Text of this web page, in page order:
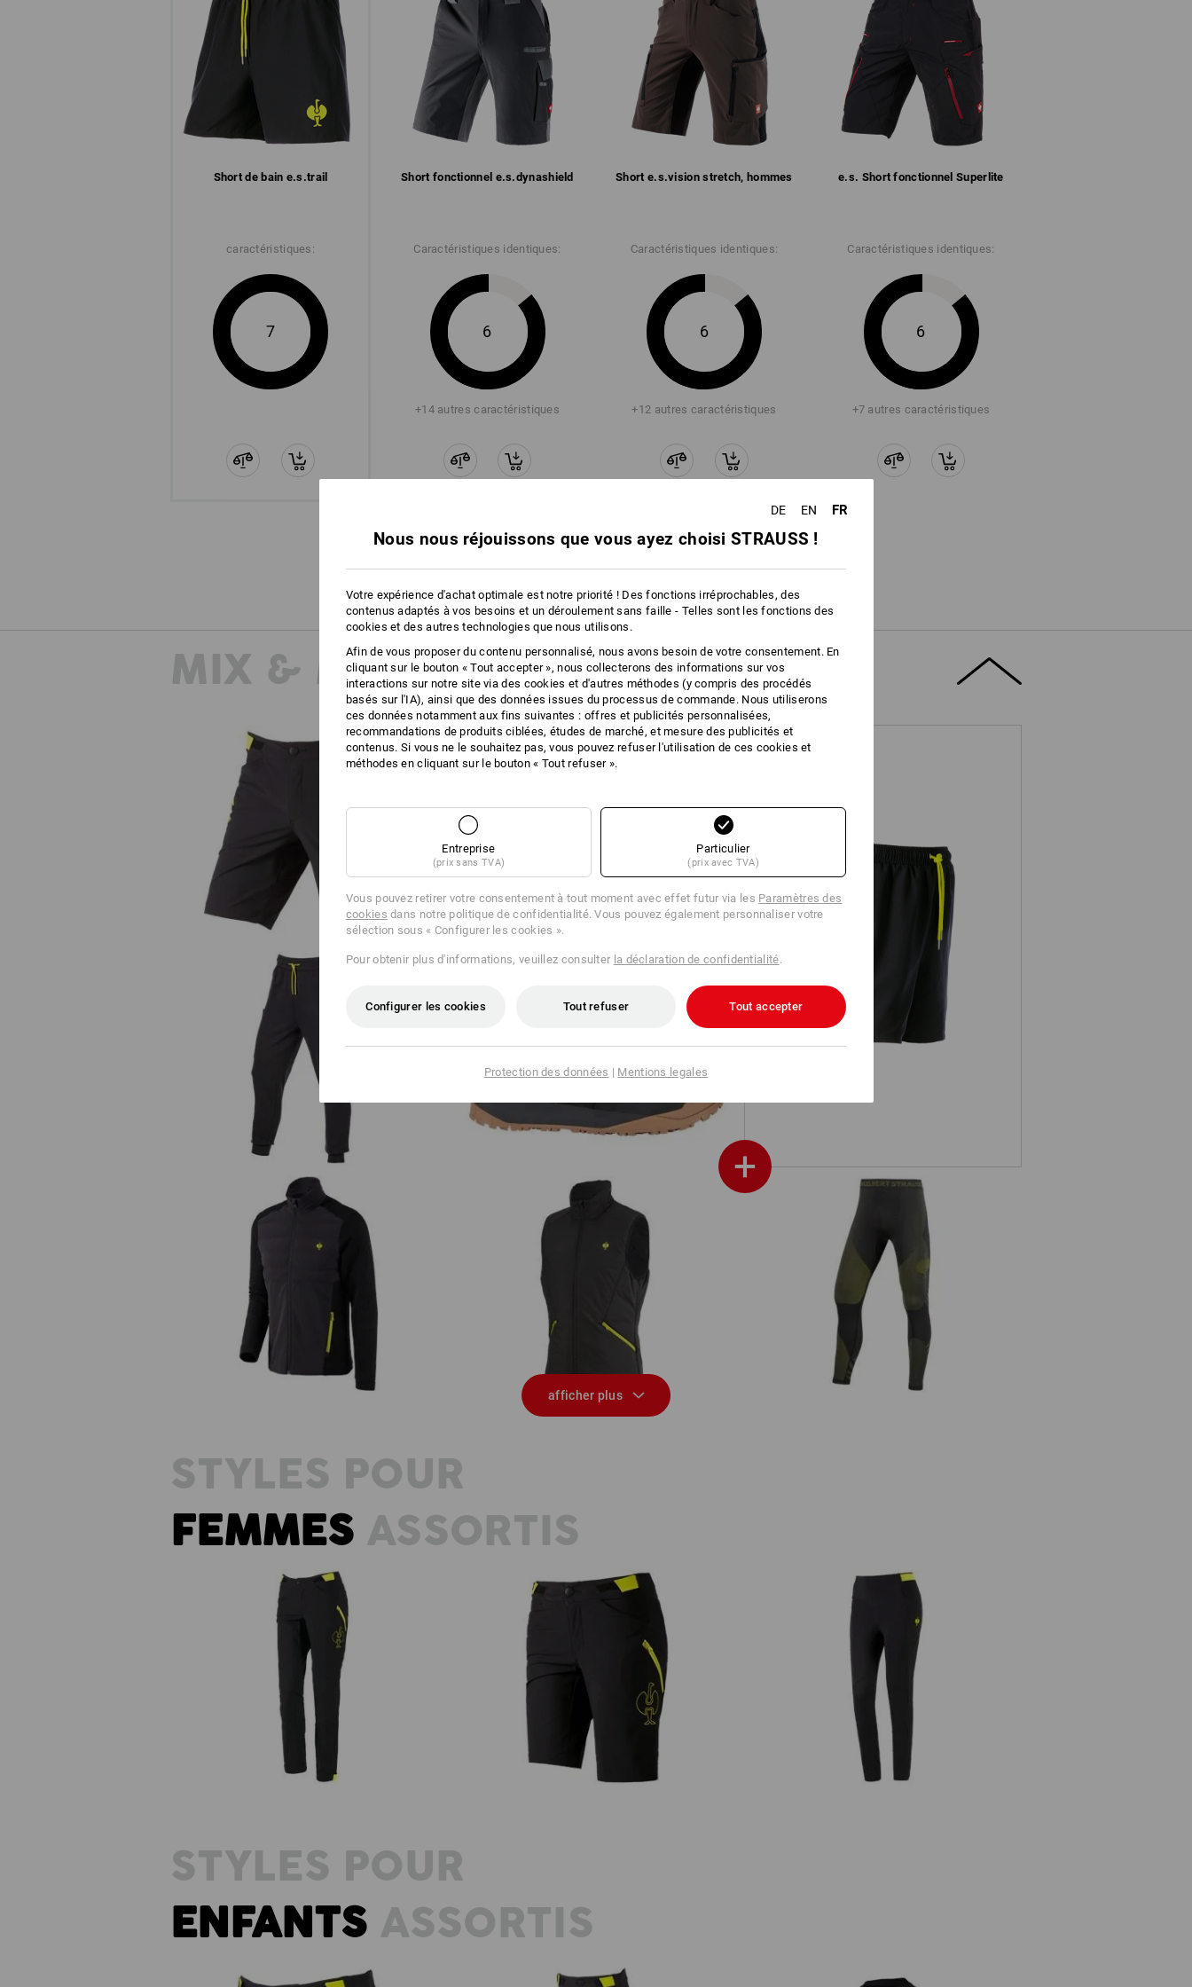
Slip intérieur en maille souple
Poche revolver à droite avec œillets métalliques pour mieux évacuer l'eau
accumulée dans la poche
Matière :
Tissu extérieur
100 %
Conseils d'entretien :
Lavage en machine à 40 °C
Ne pas javelliser
Ne pas sécher en machine
Repasser à froid
!!! Article de saison !!! Livraison en fonction des stocks !!!
Short de bain e.s.​trail
caractéristiques:
7
Short fonctionnel e.s.​dynashield Short e.s.​vision stretch, hommes e.s. Short fonctionnel Superlite
Caractéristiques identiques:
6
+14 autres caractéristiques
Caractéristiques identiques:
6
+12 autres caractéristiques
Caractéristiques identiques:
6
+7 autres caractéristiques
Comparer tous les détails
MIX & MATCH
Short de bain e.s.trail
+
Pantalon sweat light e.s.trail
S1 Chaussures basses de sécurité e.s.
Nakuru low
Veste en tricot hybride e.s.trail Gilet e.s.trail
Fonction-Long Pants e.s.trail
seamless-warm
afficher plus
STYLES POUR
FEMMESASSORTIS
Pantalon de fonction e.s.trail, femmes Fonctionnelle short e.s.trail, femmes Collant Race e.s.trail, femmes
STYLES POUR
ENFANTS ASSORTIS
DE EN FR
Nous nous réjouissons que vous ayez choisi STRAUSS !
Votre expérience d'achat optimale est notre priorité ! Des fonctions irréprochables, des
contenus adaptés à vos besoins et un déroulement sans faille - Telles sont les fonctions des
cookies et des autres technologies que nous utilisons.
Afin de vous proposer du contenu personnalisé, nous avons besoin de votre consentement. En
cliquant sur le bouton « Tout accepter », nous collecterons des informations sur vos
interactions sur notre site via des cookies et d'autres méthodes (y compris des procédés
basés sur l'IA), ainsi que des données issues du processus de commande. Nous utiliserons
ces données notamment aux fins suivantes : offres et publicités personnalisées,
recommandations de produits ciblées, études de marché, et mesure des publicités et
contenus. Si vous ne le souhaitez pas, vous pouvez refuser l'utilisation de ces cookies et
méthodes en cliquant sur le bouton « Tout refuser ».
Entreprise
(prix sans TVA)
Particulier
(prix avec TVA)
Vous pouvez retirer votre consentement à tout moment avec effet futur via les Paramètres des
cookies dans notre politique de confidentialité. Vous pouvez également personnaliser votre
sélection sous « Configurer les cookies ».
Pour obtenir plus d'informations, veuillez consulter la déclaration de confidentialité.
Configurer les cookies Tout refuser Tout accepter
Protection des données | Mentions legales